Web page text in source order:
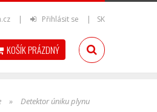
| Přihlásit se | SK
KOŠÍKPRÁZDNÝ
» Detektor úniku plynu